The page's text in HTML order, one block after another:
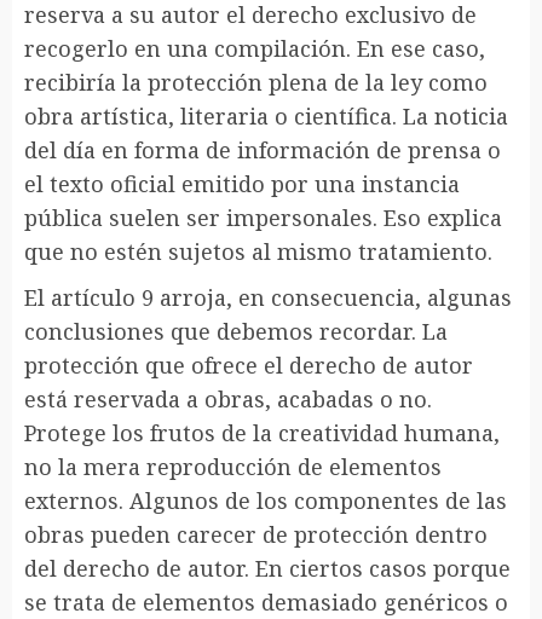
reserva a su autor el derecho exclusivo de
recogerlo en una compilación. En ese caso,
recibiría la protección plena de la ley como
obra artística, literaria o científica. La noticia
del día en forma de información de prensa o
el texto oficial emitido por una instancia
pública suelen ser impersonales. Eso explica
que no estén sujetos al mismo tratamiento.
El artículo 9 arroja, en consecuencia, algunas
conclusiones que debemos recordar. La
protección que ofrece el derecho de autor
está reservada a obras, acabadas o no.
Protege los frutos de la creatividad humana,
no la mera reproducción de elementos
externos. Algunos de los componentes de las
obras pueden carecer de protección dentro
del derecho de autor. En ciertos casos porque
se trata de elementos demasiado genéricos o